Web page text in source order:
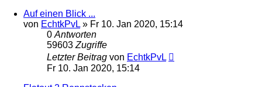
Auf einen Blick ...
von EchtkPvL » Fr 10. Jan 2020, 15:14
0 Antworten
59603 Zugriffe
Letzter Beitrag von EchtkPvL
Fr 10. Jan 2020, 15:14